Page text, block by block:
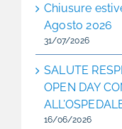
Chiusure
Agosto 2026
31/07/2026
SALUTE
OPEN DAY
16/06/2026